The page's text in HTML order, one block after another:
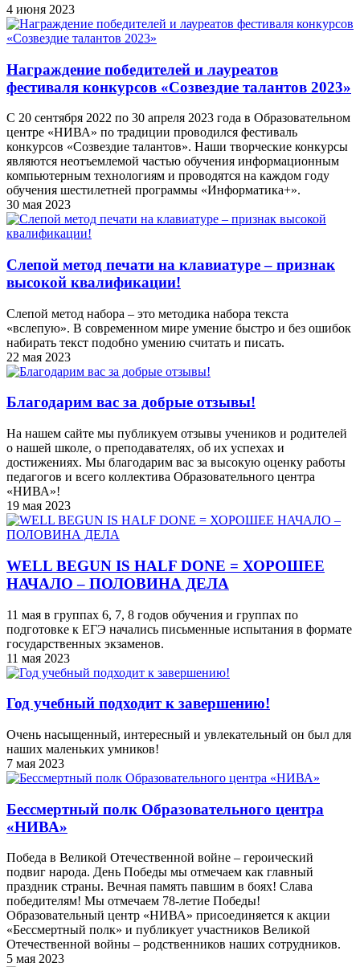
4 июня 2023
Награждение победителей и лауреатов
фестиваля конкурсов «Созвездие талантов 2023»
С 20 сентября 2022 по 30 апреля 2023 года в Образовательном
центре «НИВА» по традиции проводился фестиваль
конкурсов «Созвездие талантов». Наши творческие конкурсы
являются неотъемлемой частью обучения информационным
компьютерным технологиям и проводятся на каждом году
обучения шестилетней программы «Информатика+».
30 мая 2023
Слепой метод печати на клавиатуре – признак
высокой квалификации!
Слепой метод набора – это методика набора текста
«вслепую». В современном мире умение быстро и без ошибок
набирать текст подобно умению считать и писать.
22 мая 2023
Благодарим вас за добрые отзывы!
На нашем сайте мы публикуем отзывы учеников и родителей
о нашей школе, о преподавателях, об их успехах и
достижениях. Мы благодарим вас за высокую оценку работы
педагогов и всего коллектива Образовательного центра
«НИВА»!
19 мая 2023
WELL BEGUN IS HALF DONE = ХОРОШЕЕ
НАЧАЛО – ПОЛОВИНА ДЕЛА
11 мая в группах 6, 7, 8 годов обучения и группах по
подготовке к ЕГЭ начались письменные испытания в формате
государственных экзаменов.
11 мая 2023
Год учебный подходит к завершению!
Очень насыщенный, интересный и увлекательный он был для
наших маленьких умников!
7 мая 2023
Бессмертный полк Образовательного центра
«НИВА»
Победа в Великой Отечественной войне – героический
подвиг народа. День Победы мы отмечаем как главный
праздник страны. Вечная память павшим в боях! Слава
победителям! Мы отмечаем 78-летие Победы!
Образовательный центр «НИВА» присоединяется к акции
«Бессмертный полк» и публикует участников Великой
Отечественной войны – родственников наших сотрудников.
5 мая 2023